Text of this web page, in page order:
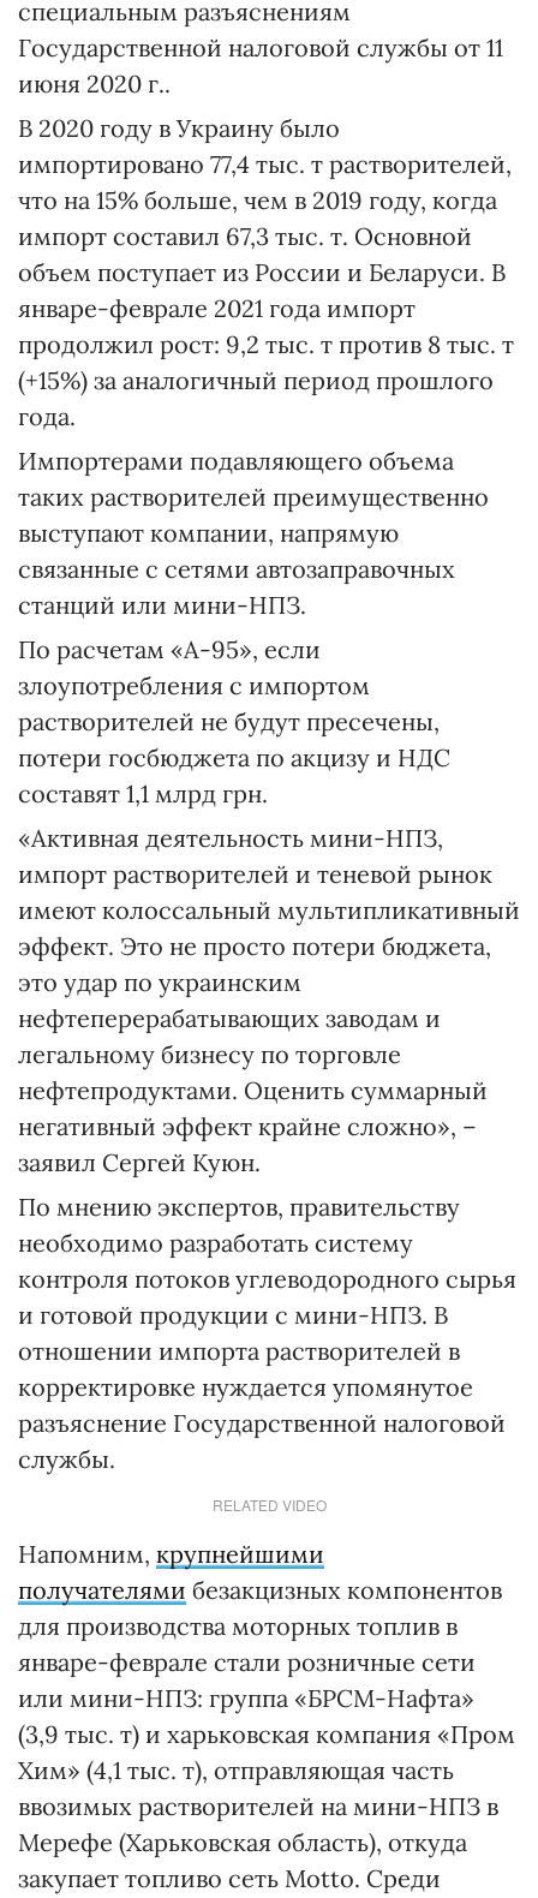
специальным разъяснениям
Государственной налоговой службы от 11
июня 2020 г..
В 2020 году в Украину было
импортировано 77,4 тыс. т растворителей,
что на 15% больше, чем в 2019 году, когда
импорт составил 67,3 тыс. т. Основной
объем поступает из России и Беларуси. В
январе-феврале 2021 года импорт
продолжил рост: 9,2 тыс. т против 8 тыс. т
(+15%) за аналогичный период прошлого
года.
Импортерами подавляющего объема
таких растворителей преимущественно
выступают компании, напрямую
связанные с сетями автозаправочных
станций или мини-НПЗ.
По расчетам «А-95», если
злоупотребления с импортом
растворителей не будут пресечены,
потери госбюджета по акцизу и НДС
составят 1,1 млрд грн.
«Активная деятельность мини-НПЗ,
импорт растворителей и теневой рынок
имеют колоссальный мультипликативный
эффект. Это не просто потери бюджета,
это удар по украинским
нефтеперерабатывающих заводам и
легальному бизнесу по торговле
нефтепродуктами. Оценить суммарный
негативный эффект крайне сложно», –
заявил Сергей Куюн.
По мнению экспертов, правительству
необходимо разработать систему
контроля потоков углеводородного сырья
и готовой продукции с мини-НПЗ. В
отношении импорта растворителей в
корректировке нуждается упомянутое
разъяснение Государственной налоговой
службы.
RELATED VIDEO
Напомним, крупнейшими
получателями безакцизных компонентов
для производства моторных топлив в
январе-феврале стали розничные сети
или мини-НПЗ: группа «БРСМ-Нафта»
(3,9 тыс. т) и харьковская компания «Пром
Хим» (4,1 тыс. т), отправляющая часть
ввозимых растворителей на мини-НПЗ в
Мерефе (Харьковская область), откуда
закупает топливо сеть Motto. Среди